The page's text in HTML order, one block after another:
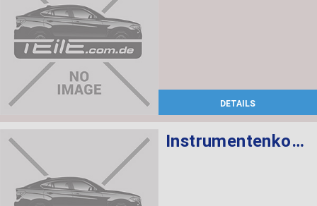
DETAILS
Instrumentenkombination KMH